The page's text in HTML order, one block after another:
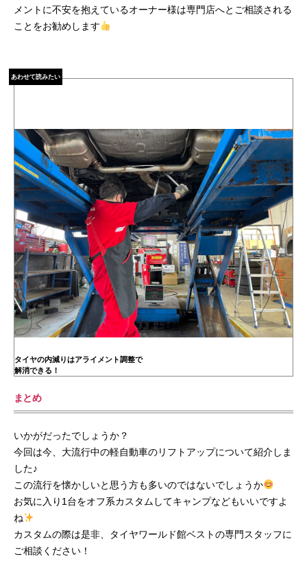
メントに不安を抱えているオーナー様は専門店へとご相談される
ことをお勧めします
あわせて読みたい
タイヤの内減りはアライメント調整で
解消できる！
まとめ
いかがだったでしょうか？
今回は今、大流行中の軽自動車のリフトアップについて紹介しま
した♪
この流行を懐かしいと思う方も多いのではないでしょうか
お気に入り1台をオフ系カスタムしてキャンプなどもいいですよ
ね
カスタムの際は是非、タイヤワールド館ベストの専門スタッフに
ご相談ください！